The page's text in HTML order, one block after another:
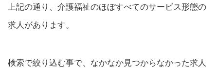
上記の通り、介護福祉のほぼすべてのサービス形態の
求人があります。
検索で絞り込む事で、なかなか見つからなかった求人